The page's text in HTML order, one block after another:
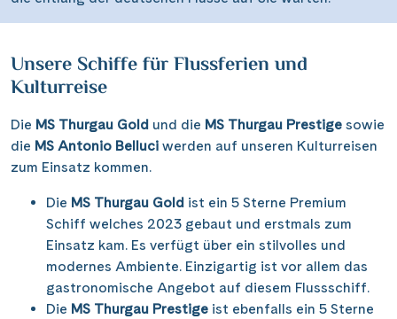
Unsere Schiffe für Flussferien und
Kulturreise
Die MS Thurgau Gold und die MS Thurgau Prestige sowie
die MS Antonio Belluci werden auf unseren Kulturreisen
zum Einsatz kommen.
Die MS Thurgau Gold ist ein 5 Sterne Premium
Schiff welches 2023 gebaut und erstmals zum
Einsatz kam. Es verfügt über ein stilvolles und
modernes Ambiente. Einzigartig ist vor allem das
gastronomische Angebot auf diesem Flussschiff.
Die MS Thurgau Prestige ist ebenfalls ein 5 Sterne